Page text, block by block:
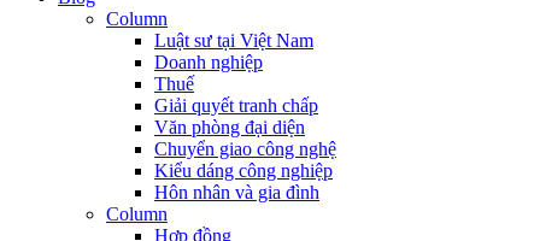
Column
Luật sư tại Việt Nam
Doanh nghiệp
Thuế
Giải quyết tranh chấp
Văn phòng đại diện
Chuyển giao công nghệ
Kiểu dáng công nghiệp
Hôn nhân và gia đình
Column
Hợp đồng